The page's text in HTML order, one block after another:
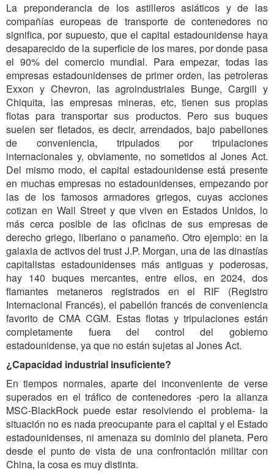
La preponderancia de los astilleros asiáticos y de las
compañías europeas de transporte de contenedores no
significa, por supuesto, que el capital estadounidense haya
desaparecido de la superficie de los mares, por donde pasa
el 90% del comercio mundial. Para empezar, todas las
empresas estadounidenses de primer orden, las petroleras
Exxon y Chevron, las agroindustriales Bunge, Cargill y
Chiquita, las empresas mineras, etc, tienen sus propias
flotas para transportar sus productos. Pero sus buques
suelen ser fletados, es decir, arrendados, bajo pabellones
de conveniencia, tripulados por tripulaciones
internacionales y, obviamente, no sometidos al Jones Act.
Del mismo modo, el capital estadounidense está presente
en muchas empresas no estadounidenses, empezando por
las de los famosos armadores griegos, cuyas acciones
cotizan en Wall Street y que viven en Estados Unidos, lo
más cerca posible de las oficinas de sus empresas de
derecho griego, liberiano o panameño. Otro ejemplo: en la
galaxia de activos del trust J.P. Morgan, una de las dinastías
capitalistas estadounidenses más antiguas y poderosas,
hay 140 buques mercantes, entre ellos, en 2024, dos
flamantes metaneros registrados en el RIF (Registro
Internacional Francés), el pabellón francés de conveniencia
favorito de CMA CGM. Estas flotas y tripulaciones están
completamente fuera del control del gobierno
estadounidense, ya que no están sujetas al Jones Act.
¿Capacidad industrial insuficiente?
En tiempos normales, aparte del inconveniente de verse
superados en el tráfico de contenedores -pero la alianza
MSC-BlackRock puede estar resolviendo el problema- la
situación no es nada preocupante para el capital y el Estado
estadounidenses, ni amenaza su dominio del planeta. Pero
desde el punto de vista de una confrontación militar con
China, la cosa es muy distinta.